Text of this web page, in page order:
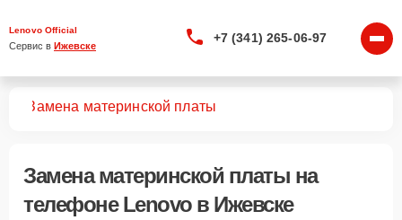
Lenovo Official
Сервис в Ижевске
+7 (341) 265-06-97
Замена материнской платы
Замена материнской платы на
телефоне Lenovo в Ижевске